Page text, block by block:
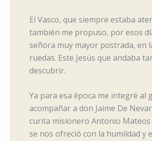
El Vasco, que siempre estaba
también me propuso, por esos
señora muy mayor postrada, en
ruedas. Este Jesús que andaba
descubrir.
Ya para esa época me integré
acompañar a don Jaime De
curita misionero Antonio Mateos
se nos ofreció con la humildad y